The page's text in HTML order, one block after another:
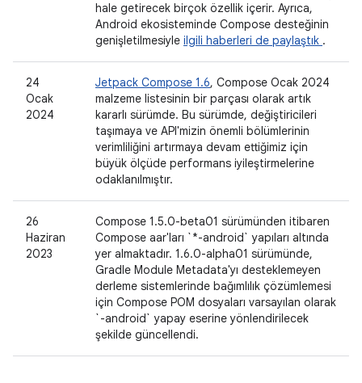
hale getirecek birçok özellik içerir. Ayrıca,
Android ekosisteminde Compose desteğinin
genişletilmesiyle ilgili haberleri de paylaştık .
24
Ocak
2024
Jetpack Compose 1.6, Compose Ocak 2024
malzeme listesinin bir parçası olarak artık
kararlı sürümde. Bu sürümde, değiştiricileri
taşımaya ve API'mizin önemli bölümlerinin
verimliliğini artırmaya devam ettiğimiz için
büyük ölçüde performans iyileştirmelerine
odaklanılmıştır.
26
Haziran
2023
Compose 1.5.0-beta01 sürümünden itibaren
Compose aar'ları `*-android` yapıları altında
yer almaktadır. 1.6.0-alpha01 sürümünde,
Gradle Module Metadata'yı desteklemeyen
derleme sistemlerinde bağımlılık çözümlemesi
için Compose POM dosyaları varsayılan olarak
`-android` yapay eserine yönlendirilecek
şekilde güncellendi.